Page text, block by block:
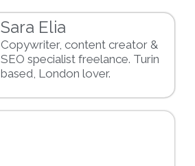
Sara Elia
Copywriter, content creator &
SEO specialist freelance. Turin
based, London lover.